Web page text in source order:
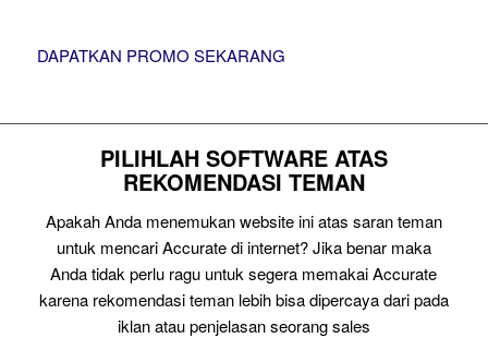
DAPATKAN PROMO SEKARANG
PILIHLAH SOFTWARE ATAS
REKOMENDASI TEMAN
Apakah Anda menemukan website ini atas saran teman
untuk mencari Accurate di internet? Jika benar maka
Anda tidak perlu ragu untuk segera memakai Accurate
karena rekomendasi teman lebih bisa dipercaya dari pada
iklan atau penjelasan seorang sales